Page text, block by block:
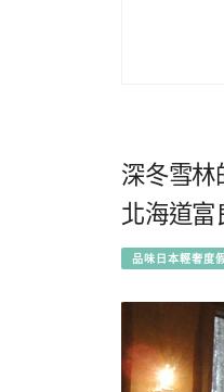
深冬雪林
北海道富
品味日本輕奢度